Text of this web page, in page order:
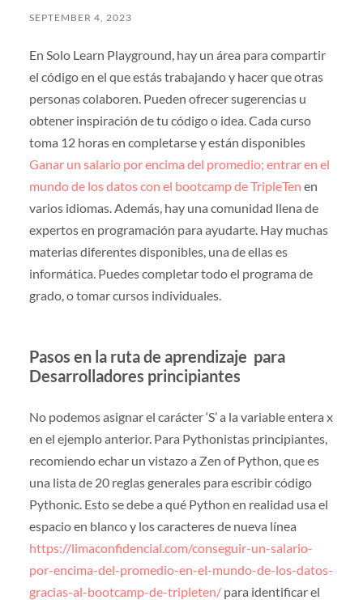
SEPTEMBER 4, 2023
En Solo Learn Playground, hay un área para compartir
el código en el que estás trabajando y hacer que otras
personas colaboren. Pueden ofrecer sugerencias u
obtener inspiración de tu código o idea. Cada curso
toma 12 horas en completarse y están disponibles
Ganar un salario por encima del promedio; entrar en el
mundo de los datos con el bootcamp de TripleTen en
varios idiomas. Además, hay una comunidad llena de
expertos en programación para ayudarte. Hay muchas
materias diferentes disponibles, una de ellas es
informática. Puedes completar todo el programa de
grado, o tomar cursos individuales.
Pasos en la ruta de aprendizaje para
Desarrolladores principiantes
No podemos asignar el carácter ‘S’ a la variable entera x
en el ejemplo anterior. Para Pythonistas principiantes,
recomiendo echar un vistazo a Zen of Python, que es
una lista de 20 reglas generales para escribir código
Pythonic. Esto se debe a qué Python en realidad usa el
espacio en blanco y los caracteres de nueva línea
https://limaconfidencial.com/conseguir-un-salario-
por-encima-del-promedio-en-el-mundo-de-los-datos-
gracias-al-bootcamp-de-tripleten/para identificar el